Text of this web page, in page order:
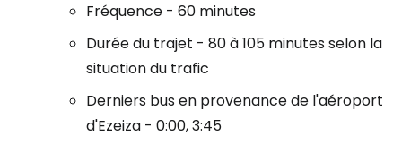
Fréquence - 60 minutes
Durée du trajet - 80 à 105 minutes selon la
situation du trafic
Derniers bus en provenance de l'aéroport
d'Ezeiza - 0:00, 3:45